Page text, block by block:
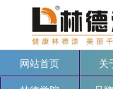
网站首页 关